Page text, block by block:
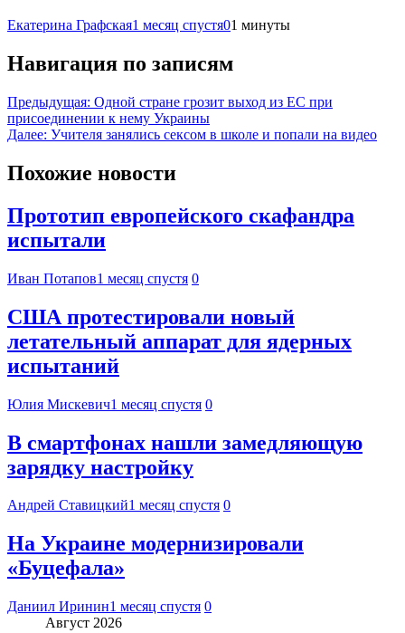
Екатерина Графская1 месяц спустя01 минуты
Навигация по записям
Предыдущая: Одной стране грозит выход из ЕС при
присоединении к нему Украины
Далее: Учителя занялись сексом в школе и попали на видео
Похожие новости
Прототип европейского скафандра
испытали
Иван Потапов1 месяц спустя 0
США протестировали новый
летательный аппарат для ядерных
испытаний
Юлия Мискевич1 месяц спустя 0
В смартфонах нашли замедляющую
зарядку настройку
Андрей Ставицкий1 месяц спустя 0
На Украине модернизировали
«Буцефала»
Даниил Иринин1 месяц спустя 0
Август 2026